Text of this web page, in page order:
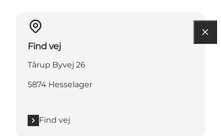
Find vej
Tårup Byvej 26
5874 Hesselager
Find vej